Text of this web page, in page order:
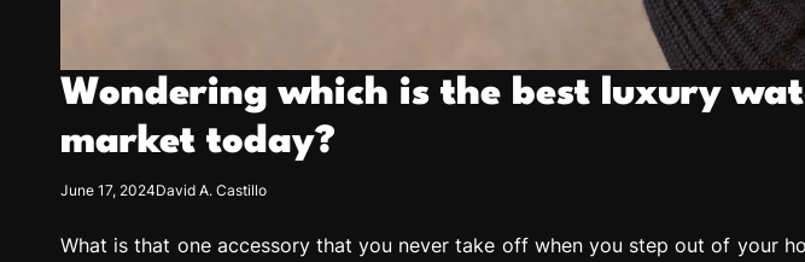
Wondering which is the best luxury
market today?
June 17, 2024David A. Castillo
What is that one accessory that you never take off when you step out of your